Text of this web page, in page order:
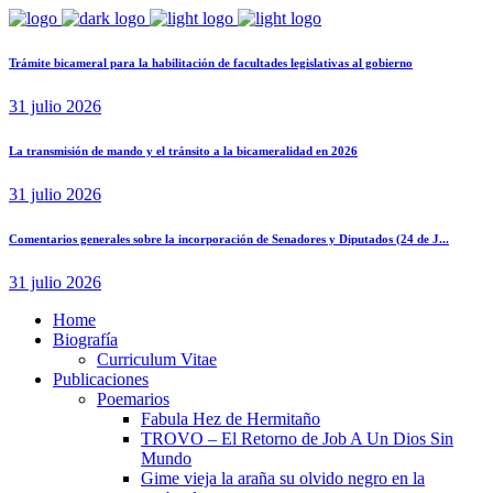
Trámite bicameral para la habilitación de facultades legislativas al gobierno
31 julio 2026
La transmisión de mando y el tránsito a la bicameralidad en 2026
31 julio 2026
Comentarios generales sobre la incorporación de Senadores y Diputados (24 de J...
31 julio 2026
Home
Biografía
Curriculum Vitae​
Publicaciones
Poemarios
Fabula Hez de Hermitaño
TROVO – El Retorno de Job A Un Dios Sin
Mundo
Gime vieja la araña su olvido negro en la